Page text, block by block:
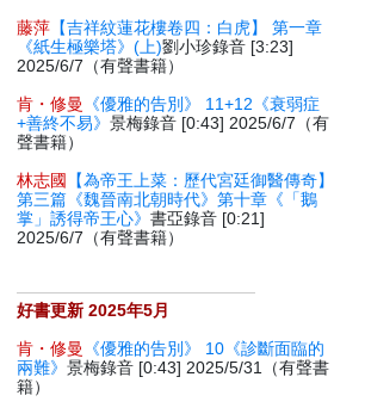
藤萍 【吉祥紋蓮花樓卷四：白虎】 第一章
《紙生極樂塔》(上)劉小珍錄音 [3:23]
2025/6/7（有聲書籍）
肯・修曼
《優雅的告別》 11+12《衰弱症
+善終不易》景梅錄音 [0:43] 2025/6/7（有
聲書籍）
林志國
【為帝王上菜：歷代宮廷御醫傳奇】
第三篇《魏晉南北朝時代》第十章《「鵝
掌」誘得帝王心》書亞錄音 [0:21]
2025/6/7（有聲書籍）
好書更新 2025年5月
肯・修曼
《優雅的告別》 10《診斷面臨的
兩難》景梅錄音 [0:43] 2025/5/31（有聲書
籍）